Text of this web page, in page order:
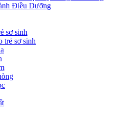
Điều Dưỡng
sơ sinh
trẻ sơ sinh